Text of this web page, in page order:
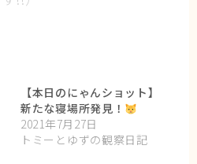
【本日のにゃんショット】
新たな寝場所発見！
2021年7月27日
トミーとゆずの観察日記